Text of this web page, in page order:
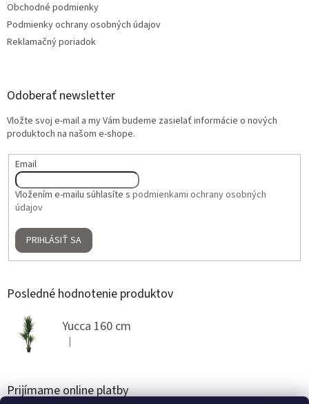
Obchodné podmienky
Podmienky ochrany osobných údajov
Reklamačný poriadok
Odoberať newsletter
Vložte svoj e-mail a my Vám budeme zasielať informácie o nových
produktoch na našom e-shope.
Email
Vložením e-mailu súhlasíte s podmienkami ochrany osobných
údajov
PRIHLÁSIŤ SA
Posledné hodnotenie produktov
Yucca 160 cm
Hodnotenie produktu je 5 z 5 hviezdičiek.
|
Prijímame online platby